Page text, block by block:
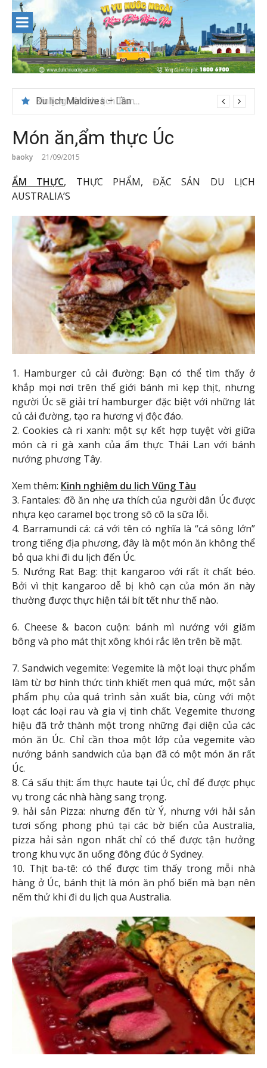
content
Du lịch Maldives – Lần đầu nên đi đâu, chơi gì?
Món ăn,ẩm thực Úc
baoky 21/09/2015
ẨM THỰC, THỰC PHẨM, ĐẶC SẢN DU LỊCH
AUSTRALIA’S
1. Hamburger củ cải đường: Bạn có thể tìm thấy ở
khắp mọi nơi trên thế giới bánh mì kẹp thịt, nhưng
người Úc sẽ giải trí hamburger đặc biệt với những lát
củ cải đường, tạo ra hương vị độc đáo.
2. Cookies cà ri xanh: một sự kết hợp tuyệt vời giữa
món cà ri gà xanh của ẩm thực Thái Lan với bánh
nướng phương Tây.
Xem thêm: Kinh nghiệm du lịch Vũng Tàu
3. Fantales: đồ ăn nhẹ ưa thích của người dân Úc được
nhựa kẹo caramel bọc trong sô cô la sữa lỗi.
4. Barramundi cá: cá với tên có nghĩa là “cá sông lớn”
trong tiếng địa phương, đây là một món ăn không thể
bỏ qua khi đi du lịch đến Úc.
5. Nướng Rat Bag: thịt kangaroo với rất ít chất béo.
Bởi vì thịt kangaroo dễ bị khô cạn của món ăn này
thường được thực hiện tái bít tết như thế nào.
6. Cheese & bacon cuộn: bánh mì nướng với giăm
bông và pho mát thịt xông khói rắc lên trên bề mặt.
7. Sandwich vegemite: Vegemite là một loại thực phẩm
làm từ bơ hình thức tinh khiết men quá mức, một sản
phẩm phụ của quá trình sản xuất bia, cùng với một
loạt các loại rau và gia vị tinh chất. Vegemite thương
hiệu đã trở thành một trong những đại diện của các
món ăn Úc. Chỉ cần thoa một lớp của vegemite vào
nướng bánh sandwich của bạn đã có một món ăn rất
Úc.
8. Cá sấu thịt: ẩm thực haute tại Úc, chỉ để được phục
vụ trong các nhà hàng sang trọng.
9. hải sản Pizza: nhưng đến từ Ý, nhưng với hải sản
tươi sống phong phú tại các bờ biển của Australia,
pizza hải sản ngon nhất chỉ có thể được tận hưởng
trong khu vực ăn uống đông đúc ở Sydney.
10. Thịt ba-tê: có thể được tìm thấy trong mỗi nhà
hàng ở Úc, bánh thịt là món ăn phổ biến mà bạn nên
nếm thử khi đi du lịch qua Australia.